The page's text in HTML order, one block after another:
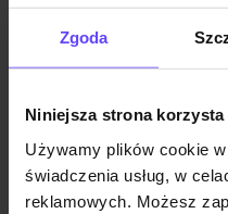
Zgoda
Niniejsza strona
Używamy plików cookie w
świadczenia usług, w
reklamowych. Możesz
Skład i wymiary
Opinie